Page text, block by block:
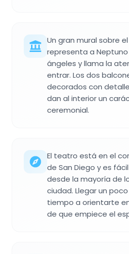
Un gran mural sobre
representa a
ángeles y llama la
entrar. Los dos
decorados con
dan al interior un
ceremonial.
El teatro está en el
de San Diego y es
desde la mayoría de
ciudad. Llegar un
tiempo a orientarte
de que empiece el